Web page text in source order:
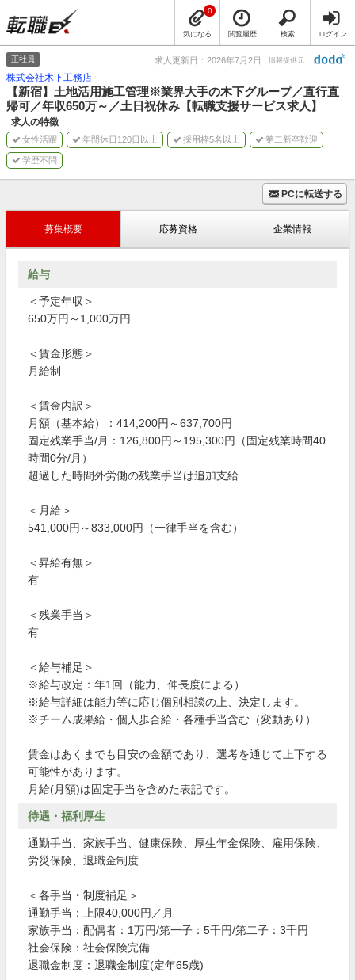
気になる
0
閲覧履歴 検索 ログイン
正社員 求人更新日：2026年7月2日 情報提供元
株式会社木下工務店
【新宿】土地活用施工管理※業界大手の木下グループ／直行直
帰可／年収650万～／土日祝休み【転職支援サービス求人】
求人の特徴
女性活躍 年間休日120日以上 採用枠5名以上 第二新卒歓迎
学歴不問
PCに転送する
募集概要 応募資格 企業情報
給与
＜予定年収＞
650万円～1,000万円
＜賃金形態＞
月給制
＜賃金内訳＞
月額（基本給）：414,200円～637,700円
固定残業手当/月：126,800円～195,300円（固定残業時間40
時間0分/月）
超過した時間外労働の残業手当は追加支給
＜月給＞
541,000円～833,000円（一律手当を含む）
＜昇給有無＞
有
＜残業手当＞
有
＜給与補足＞
※給与改定：年1回（能力、伸長度による）
※給与詳細は能力等に応じ個別相談の上、決定します。
※チーム成果給・個人歩合給・各種手当含む（変動あり）
賃金はあくまでも目安の金額であり、選考を通じて上下する
可能性があります。
月給(月額)は固定手当を含めた表記です。
待遇・福利厚生
通勤手当、家族手当、健康保険、厚生年金保険、雇用保険、
労災保険、退職金制度
＜各手当・制度補足＞
通勤手当：上限40,000円／月
家族手当：配偶者：1万円/第一子：5千円/第二子：3千円
社会保険：社会保険完備
退職金制度：退職金制度(定年65歳)